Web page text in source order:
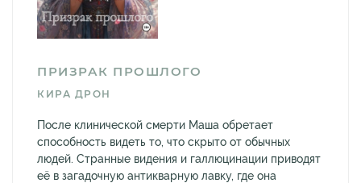
ПРИЗРАК ПРОШЛОГО
КИРА ДРОН
После клинической смерти Маша обретает
способность видеть то, что скрыто от обычных
людей. Странные видения и галлюцинации приводят
её в загадочную антикварную лавку, где она